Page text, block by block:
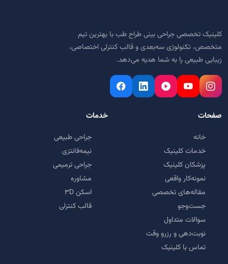
کلینیک تخصصی جراحی بینی طراح طب با بهترین تیم
متخصص، تکنولوژی سه‌بعدی و قالب کنترلی اختصاصی،
زیبایی طبیعی را به شما هدیه می‌دهد.
صفحات
خانه
خدمات کلینیک
پزشکان کلینیک
نمونه‌کار واقعی
مقاله‌های تخصصی
جست‌وجو
سوالات متداول
نوبت‌دهی و رزرو وقت
تماس با کلینیک
خدمات
جراحی طبیعی
نیمه‌فانتزی
جراحی ترمیمی
مشاوره
اسکن ۳D
قالب کنترلی